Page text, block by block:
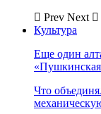
Prev Next
Культура
Еще один
«Пушкинская
Что